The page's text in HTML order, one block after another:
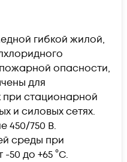
гибкой жилой,
опасности,
для
при стационарной
и силовых сетях.
450/750 В.
среды при
до +65 °C.